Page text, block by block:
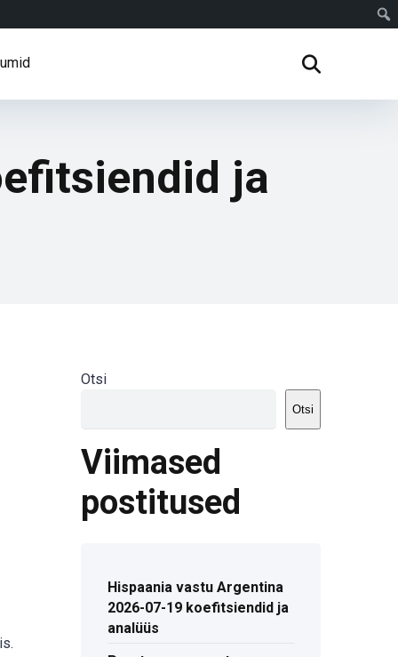
ja
Otsi
Otsi
Viimased
postitused
Hispaania vastu Argentina
2026-07-19 koefitsiendid ja
analüüs